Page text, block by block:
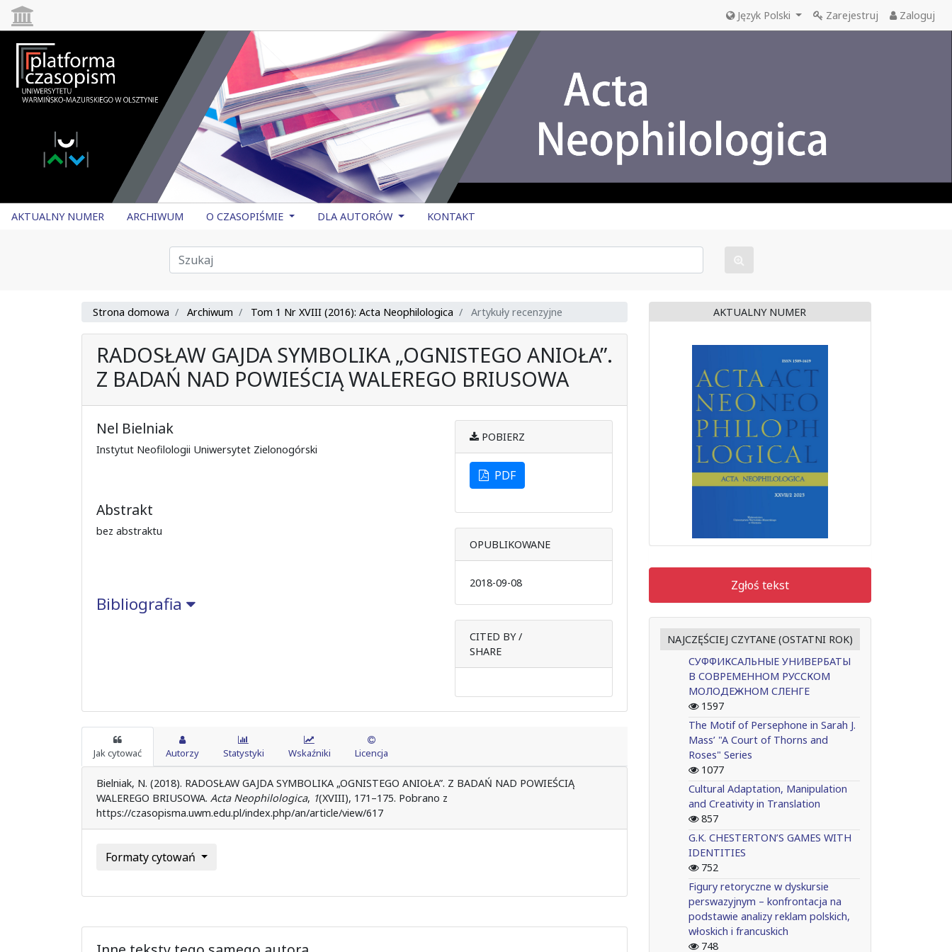
Język Polski Zarejestruj Zaloguj
AKTUALNY NUMER ARCHIWUM O CZASOPIŚMIE DLA AUTORÓW KONTAKT
Strona domowa Archiwum Tom 1 Nr XVIII (2016): Acta Neophilologica Artykuły recenzyjne
RADOSŁAW GAJDA SYMBOLIKA „OGNISTEGO ANIOŁA”.
Z BADAŃ NAD POWIEŚCIĄ WALEREGO BRIUSOWA
Nel Bielniak
Instytut Neofilologii Uniwersytet Zielonogórski
Abstrakt
bez abstraktu
Bibliografia
POBIERZ
PDF
OPUBLIKOWANE
2018-09-08
CITED BY /
SHARE
Jak cytować Autorzy Statystyki Wskaźniki Licencja
Bielniak, N. (2018). RADOSŁAW GAJDA SYMBOLIKA „OGNISTEGO ANIOŁA”. Z BADAŃ NAD POWIEŚCIĄ
WALEREGO BRIUSOWA. Acta Neophilologica, 1(XVIII), 171–175. Pobrano z
https://czasopisma.uwm.edu.pl/index.php/an/article/view/617
Formaty cytowań
AKTUALNY NUMER
Zgłoś tekst
NAJCZĘŚCIEJ CZYTANE (OSTATNI ROK)
СУФФИКСАЛЬНЫЕ УНИВЕРБАТЫ
В СОВРЕМЕННОМ РУССКОМ
МОЛОДЕЖНОМ СЛЕНГЕ
1597
The Motif of Persephone in Sarah J.
Mass’ "A Court of Thorns and
Roses" Series
1077
Cultural Adaptation, Manipulation
and Creativity in Translation
857
G.K. CHESTERTON’S GAMES WITH
IDENTITIES
752
Figury retoryczne w dyskursie
perswazyjnym – konfrontacja na
podstawie analizy reklam polskich,
włoskich i francuskich
748